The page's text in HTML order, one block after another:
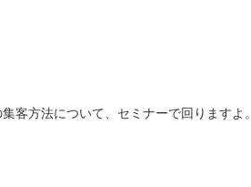
法について、セミナーで回りますよ。